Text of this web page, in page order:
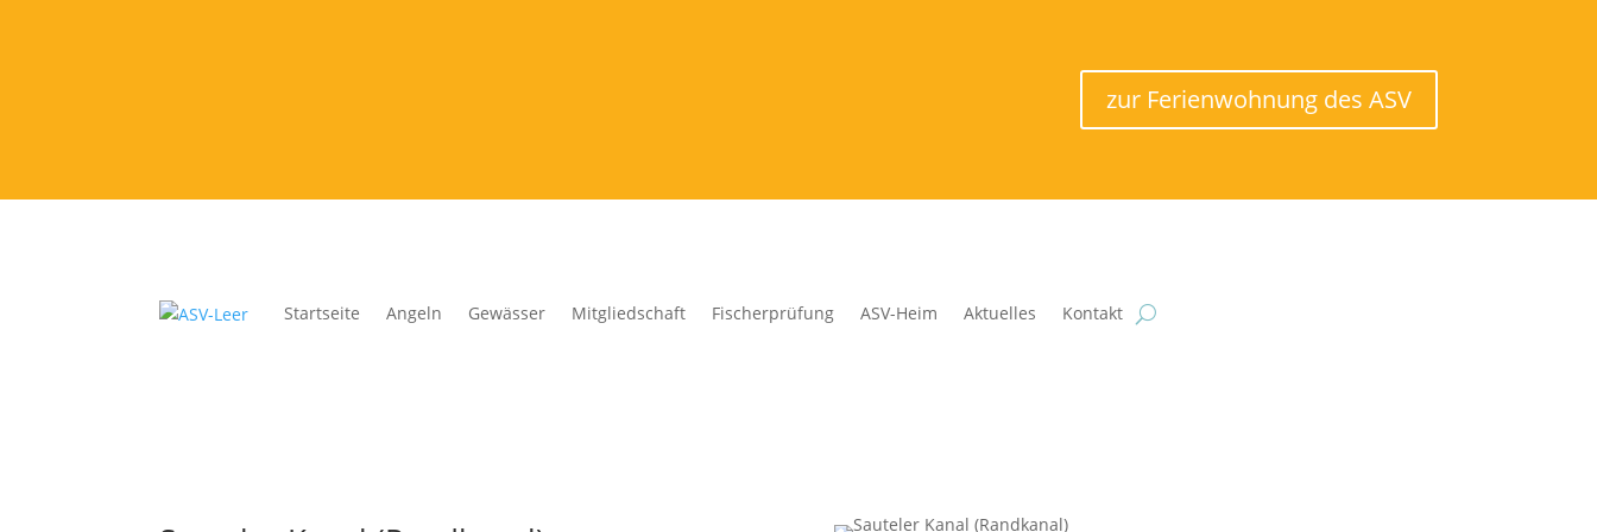
zur Ferienwohnung des ASV
Startseite Angeln Gewässer Mitgliedschaft Fischerprüfung ASV-Heim Aktuelles Kontakt